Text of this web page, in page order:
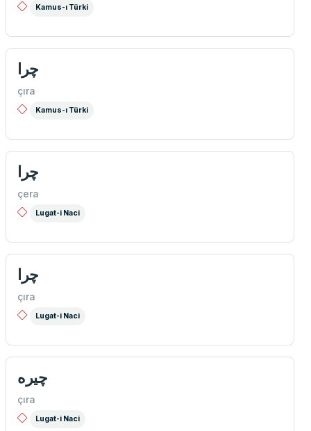
Kamus-ı Türki
چرا
çıra
Kamus-ı Türki
چرا
çera
Lugat-i Naci
چرا
çıra
Lugat-i Naci
چيره
çıra
Lugat-i Naci